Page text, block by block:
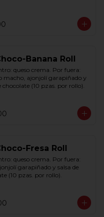
Banana Roll
queso crema. Por fuera:
macho, ajonjolí garapiñado y
chocolate (10 pzas. por rollo).
Fresa Roll
queso crema. Por fuera:
garapiñado y salsa de
(10 pzas. por rollo).